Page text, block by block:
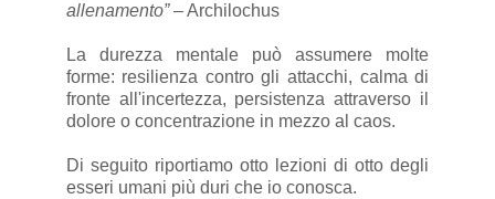
allenamento”– Archilochus
La durezza mentale può assumere molte
forme: resilienza contro gli attacchi, calma di
fronte all'incertezza, persistenza attraverso il
dolore o concentrazione in mezzo al caos.
Di seguito riportiamo otto lezioni di otto degli
esseri umani più duri che io conosca.